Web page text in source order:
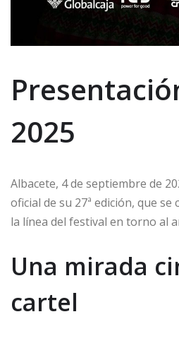
2025
Albacete, 4 de septiembre de
oficial de su 27ª edición, que
la línea del festival en torno al
Una mirada
cartel